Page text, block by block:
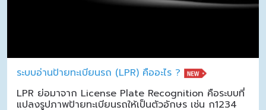
ระบบอ่านป้ายทะเบียนรถ (LPR) คืออะไร ?
LPR ย่อมาจาก License Plate Recognition คือระบบที่
แปลงรูปภาพป้ายทะเบียนรถให้เป็นตัวอักษร เช่น ก1234